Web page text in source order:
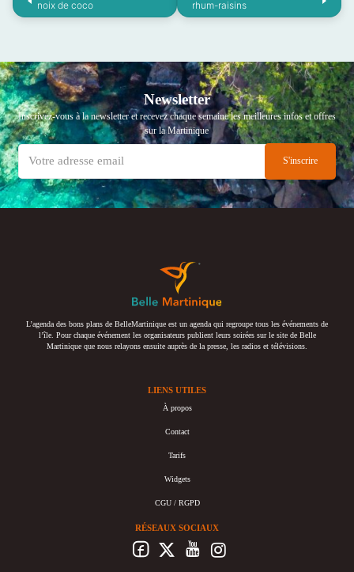
noix de coco
rhum-raisins
Newsletter
Inscrivez-vous à la newsletter et recevez chaque semaine les meilleures infos et offres
sur la Martinique
L’agenda des bons plans de BelleMartinique est un agenda qui regroupe tous les événements de
l’île. Pour chaque événement les organisateurs publient leurs soirées sur le site de Belle
Martinique que nous relayons ensuite auprès de la presse, les radios et télévisions.
LIENS UTILES
À propos
Contact
Tarifs
Widgets
CGU / RGPD
RÉSEAUX SOCIAUX